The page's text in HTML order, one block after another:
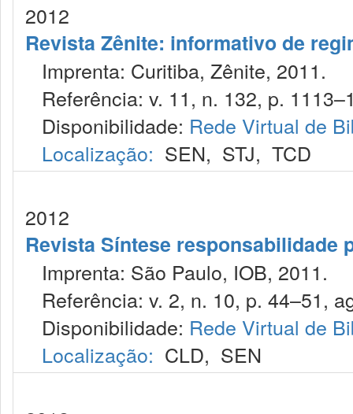
2012
Revista Zênite: informativo de
Imprenta: Curitiba, Zênite, 2011.
Referência: v. 11, n. 132, p.
Disponibilidade: Rede Virtual de
Localização: SEN, STJ, TCD
2012
Revista Síntese responsabilidade
Imprenta: São Paulo, IOB, 2011.
Referência: v. 2, n. 10, p. 44–51,
Disponibilidade: Rede Virtual de
Localização: CLD, SEN